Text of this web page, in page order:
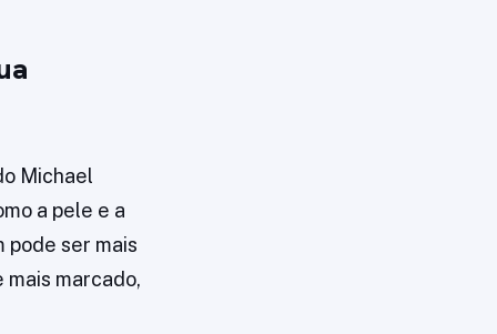
Michael
a pele e a
pode ser mais
marcado,